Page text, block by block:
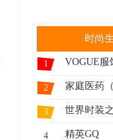
时尚
1 VOGUE服
2
3 世界时装
4 精英GQ